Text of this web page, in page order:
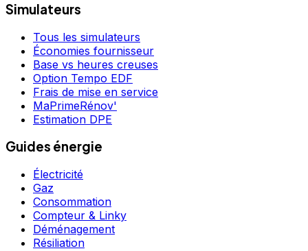
Simulateurs
Tous les simulateurs
Économies fournisseur
Base vs heures creuses
Option Tempo EDF
Frais de mise en service
MaPrimeRénov'
Estimation DPE
Guides énergie
Électricité
Gaz
Consommation
Compteur & Linky
Déménagement
Résiliation